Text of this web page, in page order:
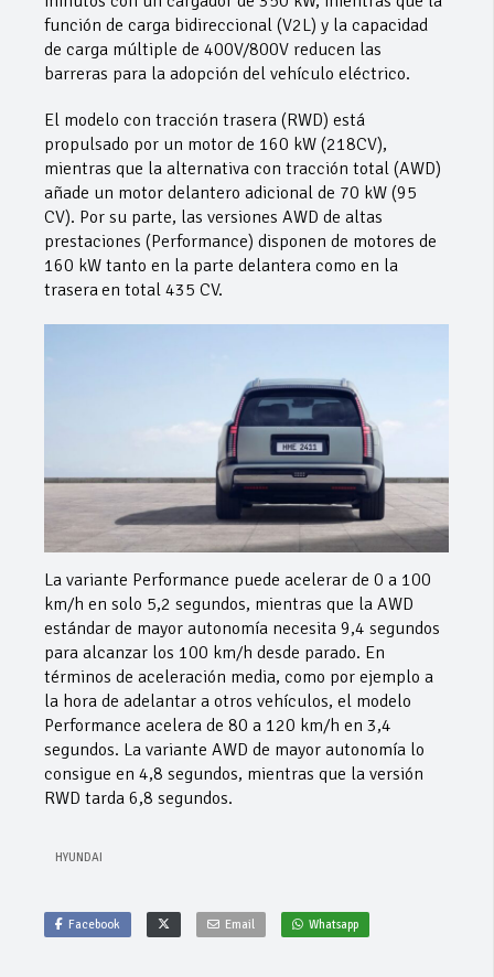
función de carga bidireccional (V2L) y la capacidad
de carga múltiple de 400V/800V reducen las
barreras para la adopción del vehículo eléctrico.
El modelo con tracción trasera (RWD) está
propulsado por un motor de 160 kW (218CV),
mientras que la alternativa con tracción total (AWD)
añade un motor delantero adicional de 70 kW (95
CV). Por su parte, las versiones AWD de altas
prestaciones (Performance) disponen de motores de
160 kW tanto en la parte delantera como en la
traseraen total 435 CV.
La variante Performance puede acelerar de 0 a 100
km/h en solo 5,2 segundos, mientras que la AWD
estándar de mayor autonomía necesita 9,4 segundos
para alcanzar los 100 km/h desde parado. En
términos de aceleración media, como por ejemplo a
la hora de adelantar a otros vehículos, el modelo
Performance acelera de 80 a 120 km/h en 3,4
segundos. La variante AWD de mayor autonomía lo
consigue en 4,8 segundos, mientras que la versión
RWD tarda 6,8 segundos.
HYUNDAI
Facebook Email Whatsapp